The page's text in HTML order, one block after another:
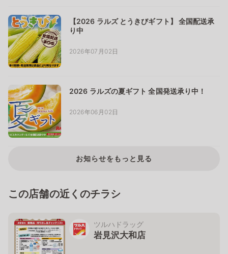
【2026 ラルズ とうきびギフト】 全国配送承
り中
2026年07月02日
2026 ラルズの夏ギフト 全国発送承り中！
2026年06月02日
お知らせをもっと見る
この店舗の近くのチラシ
ツルハドラッグ
岩見沢大和店